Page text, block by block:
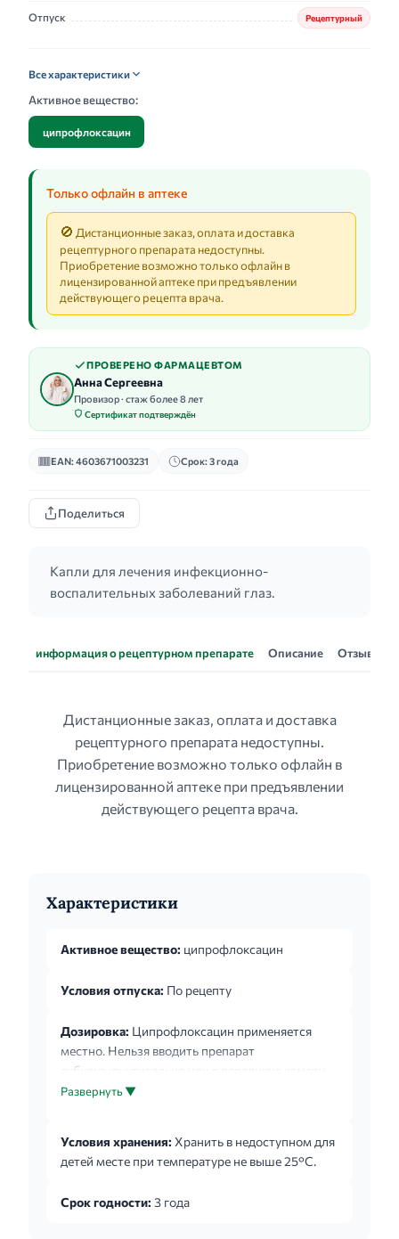
Отпуск Рецептурный
Все характеристики
Активное вещество:
ципрофлоксацин
Только офлайн в аптеке
🚫 Дистанционные заказ, оплата и доставка
рецептурного препарата недоступны.
Приобретение возможно только офлайн в
лицензированной аптеке при предъявлении
действующего рецепта врача.
ПРОВЕРЕНО ФАРМАЦЕВТОМ
Анна Сергеевна
Провизор · стаж более 8 лет
Сертификат подтверждён
EAN: 4603671003231 Срок: 3 года
Поделиться
Капли для лечения инфекционно-
воспалительных заболеваний глаз.
информация о рецептурном препарате Описание Отзывы
Дистанционные заказ, оплата и доставка
рецептурного препарата недоступны.
Приобретение возможно только офлайн в
лицензированной аптеке при предъявлении
действующего рецепта врача.
Характеристики
Активное вещество: ципрофлоксацин
Условия отпуска: По рецепту
Дозировка: Ципрофлоксацин применяется
местно. Нельзя вводить препарат
субконъюнктивально или в переднюю камеру
глаза. При язвах роговицы препарат
в ночное время): в первый день - по 2 капли
каждые 15 минут в течение первых 6 часов,
оставшегося времени дня. Во второй день
Развернуть ▼
Условия хранения: Хранить в недоступном для
детей месте при температуре не выше 25°С.
Срок годности: 3 года